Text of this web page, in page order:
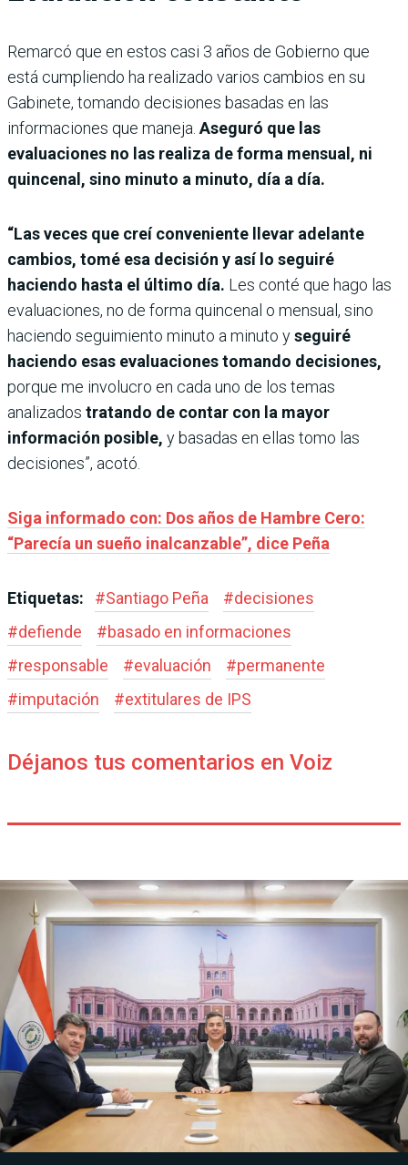
Remarcó que en estos casi 3 años de Gobierno que
está cumpliendo ha realizado varios cambios en su
Gabinete, tomando decisiones basadas en las
informaciones que maneja. Aseguró que las
evaluaciones no las realiza de forma mensual, ni
quincenal, sino minuto a minuto, día a día.
“Las veces que creí conveniente llevar adelante
cambios, tomé esa decisión y así lo seguiré
haciendo hasta el último día. Les conté que hago las
evaluaciones, no de forma quincenal o mensual, sino
haciendo seguimiento minuto a minuto yseguiré
haciendo esas evaluaciones tomando decisiones,
porque me involucro en cada uno de los temas
analizados tratando de contar con la mayor
información posible, y basadas en ellas tomo las
decisiones”, acotó.
Siga informado con: Dos años de Hambre Cero:
“Parecía un sueño inalcanzable”, dice Peña
Etiquetas: #Santiago Peña #decisiones
#defiende #basado en informaciones
#responsable #evaluación #permanente
#imputación #extitulares de IPS
Déjanos tus comentarios en Voiz